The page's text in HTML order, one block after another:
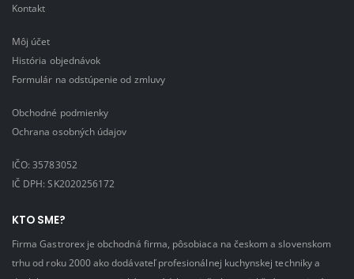
Kontakt
Môj účet
História objednávok
Formulár na odstúpenie od zmluvy
Obchodné podmienky
Ochrana osobných údajov
IČO: 35783052
IČ DPH: SK2020256172
KTO SME?
Firma Gastrorex je obchodná firma, pôsobiaca na českom a slovenskom
trhu od roku 2000 ako dodávateľ profesionálnej kuchynskej techniky a